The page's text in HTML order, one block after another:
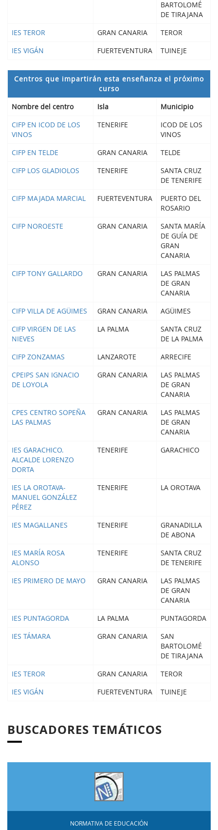
BARTOLOMÉ
DE TIRAJANA
IES TEROR
GRAN CANARIA
TEROR
IES VIGÁN
FUERTEVENTURA TUINEJE
Centros que impartirán esta enseñanza el próximo
curso
Nombre del centro
Isla
Municipio
CIFP EN ICOD DE LOS
VINOS
TENERIFE
ICOD DE LOS
VINOS
CIFP EN TELDE
GRAN CANARIA
TELDE
CIFP LOS GLADIOLOS
TENERIFE
SANTA CRUZ
DE TENERIFE
CIFP MAJADA MARCIAL
FUERTEVENTURA
PUERTO DEL
ROSARIO
CIFP NOROESTE
GRAN CANARIA
SANTA MARÍA
DE GUÍA DE
GRAN
CANARIA
CIFP TONY GALLARDO
GRAN CANARIA
LAS PALMAS
DE GRAN
CANARIA
CIFP VILLA DE AGÜIMES
GRAN CANARIA
AGÜIMES
CIFP VIRGEN DE LAS
NIEVES
LA PALMA
SANTA CRUZ
DE LA PALMA
CIFP ZONZAMAS
LANZAROTE
ARRECIFE
CPEIPS SAN IGNACIO
DE LOYOLA
GRAN CANARIA
LAS PALMAS
DE GRAN
CANARIA
CPES CENTRO SOPEÑA
LAS PALMAS
GRAN CANARIA
LAS PALMAS
DE GRAN
CANARIA
IES GARACHICO.
ALCALDE LORENZO
DORTA
TENERIFE GARACHICO
IES LA OROTAVA-
MANUEL GONZÁLEZ
PÉREZ
TENERIFE LA OROTAVA
IES MAGALLANES TENERIFE
GRANADILLA
DE ABONA
IES MARÍA ROSA
ALONSO
TENERIFE
SANTA CRUZ
DE TENERIFE
IES PRIMERO DE MAYO
GRAN CANARIA
LAS PALMAS
DE GRAN
CANARIA
IES PUNTAGORDA
LA PALMA
PUNTAGORDA
IES TÁMARA
GRAN CANARIA
SAN
BARTOLOMÉ
DE TIRAJANA
IES TEROR
GRAN CANARIA
TEROR
IES VIGÁN
FUERTEVENTURA TUINEJE
BUSCADORES TEMÁTICOS
NORMATIVA DE EDUCACIÓN